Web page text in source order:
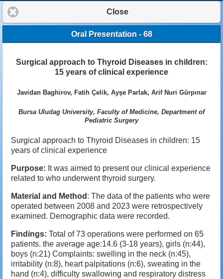
Close
Oral Presentation - 68
Surgical approach to Thyroid Diseases in children:
15 years of clinical experience
Javidan Baghirov, Fatih Çelik, Ayşe Parlak, Arif Nuri Gürpınar
Bursa Uludag University, Faculty of Medicine, Department of
Pediatric Surgery
Surgical approach to Thyroid Diseases in children: 15
years of clinical experience
Purpose: It was aimed to present our clinical experience
related to who underwent thyroid surgery.
Material and Method : The data of the patients who were
operated between 2008 and 2023 were retrospectively
examined. Demographic data were recorded.
Findings: Total of 73 operations were performed on 65
patients. the average age:14.6 (3-18 years), girls (n:44),
boys (n:21) Complaints: swelling in the neck (n:45),
irritability (n:8), heart palpitations (n:6), sweating in the
hand (n:4), difficulty swallowing and respiratory distress